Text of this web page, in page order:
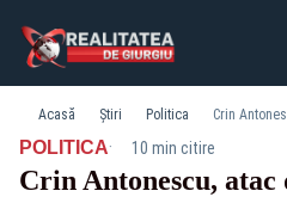
Acasă Știri Politica
POLITICA· 10 min citire
Crin Antonescu,